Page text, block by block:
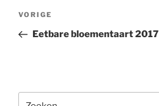
Bericht
Vorig
bericht
VORIGE
Eetbare bloementaart 2017